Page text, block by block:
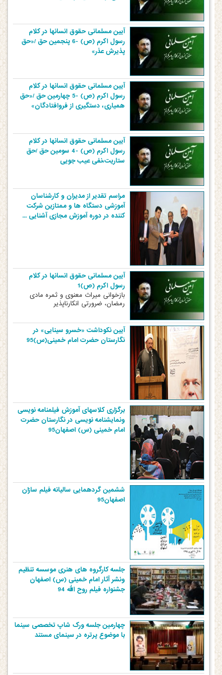
آیین مسلمانی حقوق انسانها در کلام
رسول اکرم (ص) -6 پنجمین حق /«حق
پذیرش عذر»
آیین مسلمانی حقوق انسانها در کلام
رسول اکرم (ص) -5 چهارمین حق /«حق
همیاری، دستگیری از فروافتادگان»
آیین مسلمانی حقوق انسانها در کلام
رسول اکرم (ص) -4 سومین حق /حق
ستاریت،نفی عیب جویی
مراسم تقدیر از مدیران و کارشناسان
آموزشی دستگاه ها و ممتازین شرکت
کننده در دوره آموزش مجازی آشنایی ...
آیین مسلمانی حقوق انسانها در کلام
رسول اکرم (ص)1
بازخوانی میراث معنوی و ثمره مادی
رمضان، ضرورتی انکارناپذیر
آیین نکوداشت «خسرو سینایی» در
نگارستان حضرت امام خمینی(س)95
برگزاری کلاسهای آموزش فیلمنامه نویسی
ونمایشنامه نویسی در نگارستان حضرت
امام خمینی (س) اصفهان95
ششمین گردهمایی سالیانه فیلم سازان
اصفهان95
جلسه کارگروه های هنری موسسه تنظیم
ونشر آثار امام خمینی (س) اصفهان
جشنواره فیلم روح الله 94
چهارمین جلسه ورک شاپ تخصصی سینما
با موضوع پرتره در سینمای مستند